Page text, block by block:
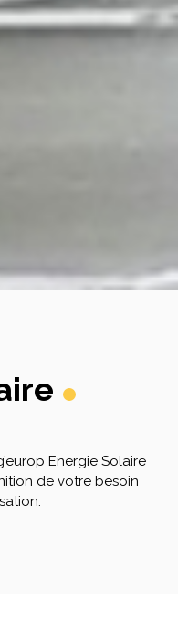
Energie Solaire
de votre besoin